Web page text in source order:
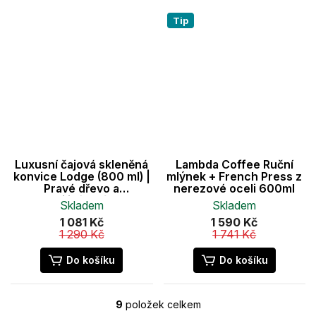
Luxusní čajová skleněná
konvice Lodge (800 ml) |
Pravé dřevo a
borosilikátové sklo
Skladem
1 081 Kč
1 290 Kč
Do košíku
Tip
Lambda Coffee Ruční
mlýnek + French Press z
nerezové oceli 600ml
Skladem
1 590 Kč
1 741 Kč
Do košíku
O
9 položek celkem